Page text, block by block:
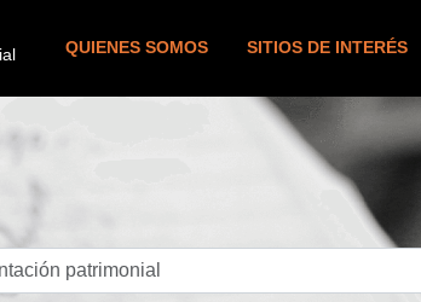
QUIENES SOMOS SITIOS DE INTERÉS